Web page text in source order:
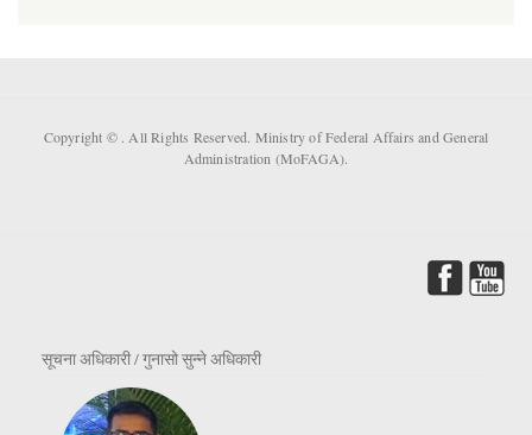
Copyright © . All Rights Reserved. Ministry of Federal Affairs and General
Administration (MoFAGA).
सूचना अधिकारी / गुनासो सुन्ने अधिकारी